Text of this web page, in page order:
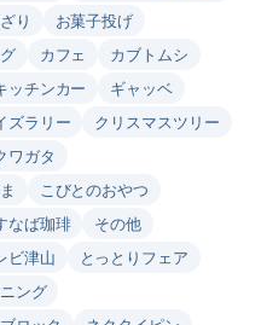
り
お菓子投げ
カフェ
カブトムシ
ッチンカー
ギャッベ
ズラリー
クリスマスツリー
ワガタ
こびとのおやつ
なば珈琲
その他
ビ津山
とっとりフェア
ング